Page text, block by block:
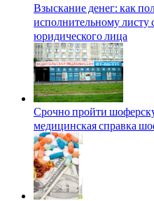
Взыскание денег: как
исполнительному листу
юридического лица
Срочно пройти
медицинская справка